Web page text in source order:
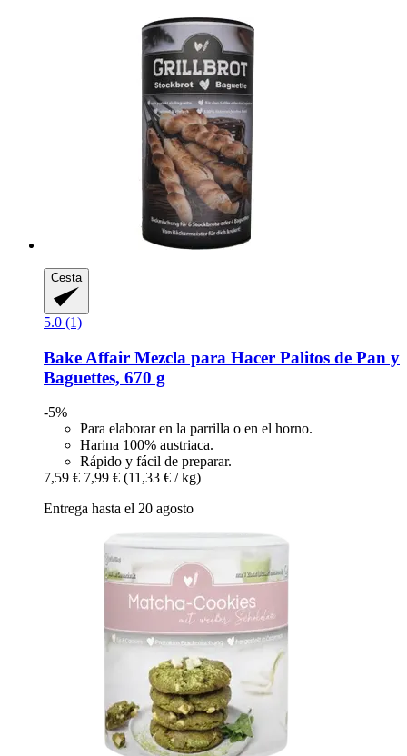
Cesta
5.0 (1)
Bake Affair Mezcla para Hacer Palitos de Pan y
Baguettes, 670 g
-5%
Para elaborar en la parrilla o en el horno.
Harina 100% austriaca.
Rápido y fácil de preparar.
7,59 € 7,99 € (11,33 € / kg)
Entrega hasta el 20 agosto